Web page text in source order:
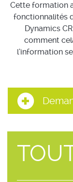
Cette formation
fonctionnalités
Dynamics
comment
l’information